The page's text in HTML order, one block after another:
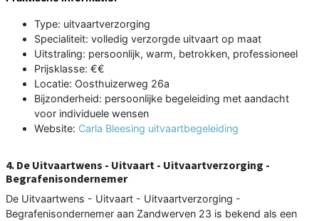
Type: uitvaartverzorging
Specialiteit: volledig verzorgde uitvaart op maat
Uitstraling: persoonlijk, warm, betrokken, professioneel
Prijsklasse: €€
Locatie: Oosthuizerweg 26a
Bijzonderheid: persoonlijke begeleiding met aandacht
voor individuele wensen
Website: Carla Bleesing uitvaartbegeleiding
4. De Uitvaartwens - Uitvaart - Uitvaartverzorging -
Begrafenisondernemer
De Uitvaartwens - Uitvaart - Uitvaartverzorging -
Begrafenisondernemer aan Zandwerven 23 is bekend als een